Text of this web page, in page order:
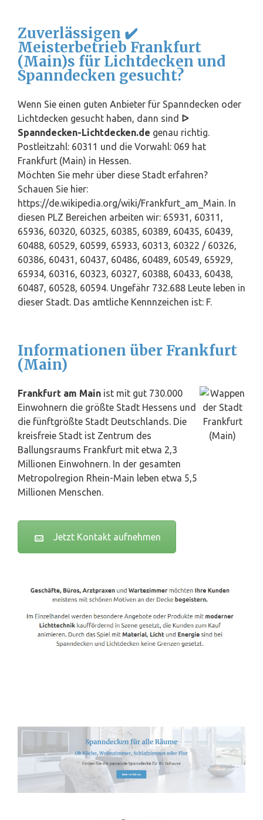
Zuverlässigen ✔️
Meisterbetrieb Frankfurt
(Main)s für Lichtdecken und
Spanndecken gesucht?
Wenn Sie einen guten Anbieter für Spanndecken oder
Lichtdecken gesucht haben, dann sind ᐅ
Spanndecken-Lichtdecken.de genau richtig.
Postleitzahl: 60311 und die Vorwahl: 069 hat
Frankfurt (Main) in Hessen.
Möchten Sie mehr über diese Stadt erfahren?
Schauen Sie hier:
https://de.wikipedia.org/wiki/Frankfurt_am_Main. In
diesen PLZ Bereichen arbeiten wir: 65931, 60311,
65936, 60320, 60325, 60385, 60389, 60435, 60439,
60488, 60529, 60599, 65933, 60313, 60322 / 60326,
60386, 60431, 60437, 60486, 60489, 60549, 65929,
65934, 60316, 60323, 60327, 60388, 60433, 60438,
60487, 60528, 60594. Ungefähr 732.688 Leute leben in
dieser Stadt. Das amtliche Kennnzeichen ist: F.
Informationen über Frankfurt
(Main)
Frankfurt am Main ist mit gut 730.000
Einwohnern die größte Stadt Hessens und
die fünftgrößte Stadt Deutschlands. Die
kreisfreie Stadt ist Zentrum des
Ballungsraums Frankfurt mit etwa 2,3
Millionen Einwohnern. In der gesamten
Metropolregion Rhein-Main leben etwa 5,5
Millionen Menschen.
Jetzt Kontakt aufnehmen